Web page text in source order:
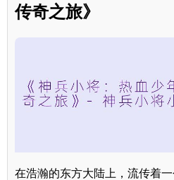
传奇之旅》
在浩瀚的东方大陆上，流传着